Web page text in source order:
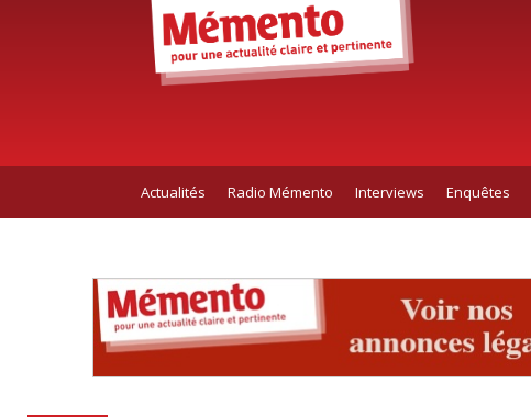
Actualités Radio Mémento Interviews Enquêtes